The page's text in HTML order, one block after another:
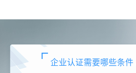
企业认证需要哪些条件